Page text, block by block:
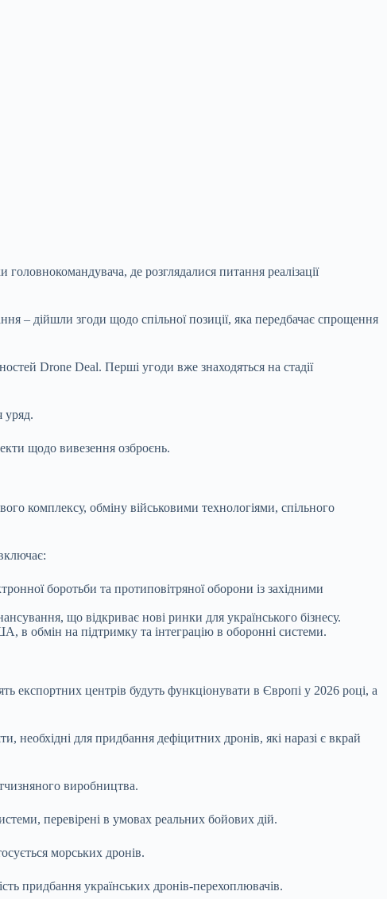
де розглядалися питання реалізації
– дійшли згоди щодо спільної позиції, яка передбачає спрощення
Drone Deal. Перші угоди вже знаходяться на стадії
уряд.
щодо вивезення озброєнь.
комплексу, обміну військовими технологіями, спільного
боротьби та протиповітряної оборони із західними
що відкриває нові ринки для українського бізнесу.
в обмін на підтримку та інтеграцію в оборонні системи.
експортних центрів будуть функціонувати в Європі у 2026 році, а
необхідні для придбання дефіцитних дронів, які наразі є вкрай
виробництва.
перевірені в умовах реальних бойових дій.
морських дронів.
придбання українських дронів-перехоплювачів.